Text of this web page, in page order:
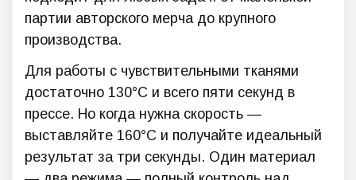
партии авторского мерча до крупного
производства.
Для работы с чувствительными тканями
достаточно 130°C и всего пяти секунд в
прессе. Но когда нужна скорость —
выставляйте 160°C и получайте идеальный
результат за три секунды. Один материал